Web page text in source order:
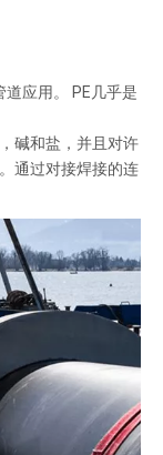
应用。 PE几乎是
碱和盐，并且对许
通过对接焊接的连